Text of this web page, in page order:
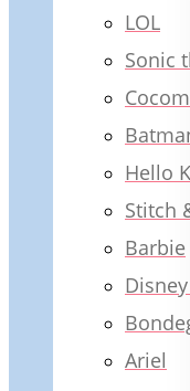
LOL
Sonic
Hello
Stitch
Barbie
Disney
Ariel